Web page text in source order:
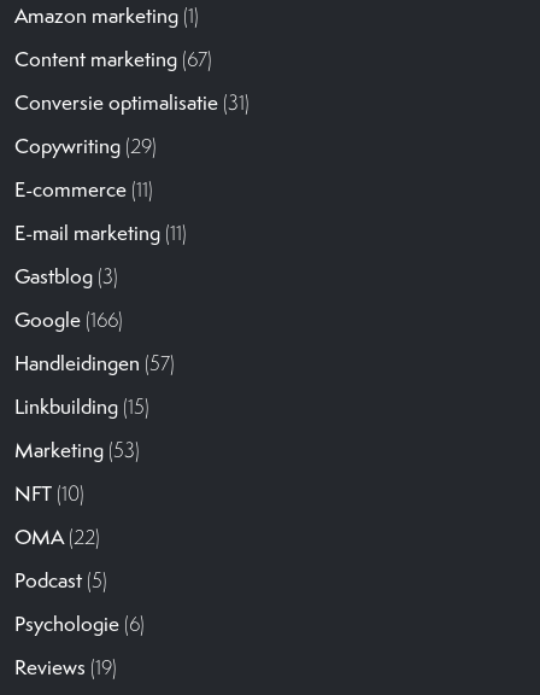
Amazon marketing (1)
Content marketing (67)
Conversie optimalisatie (31)
Copywriting (29)
E-commerce (11)
E-mail marketing (11)
Gastblog (3)
Google (166)
Handleidingen (57)
Linkbuilding (15)
Marketing (53)
NFT (10)
OMA(22)
Podcast (5)
Psychologie (6)
Reviews (19)